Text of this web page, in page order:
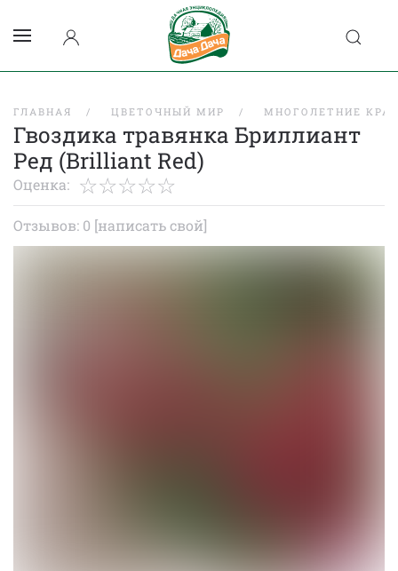
ГЛАВНАЯ ЦВЕТОЧНЫЙ МИР МНОГОЛЕТНИЕ
Гвоздика травянка Бриллиант
Ред (Brilliant Red)
Оценка:
Отзывов: 0 [написать свой]